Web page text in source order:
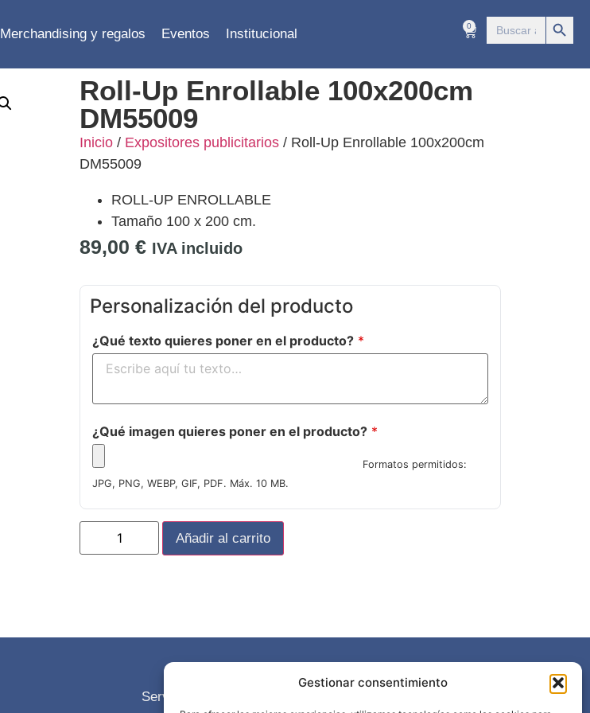
Gestionar consentimiento
Merchandising y regalos Eventos Institucional
0 Buscar: Botón
Roll-Up Enrollable 100x200cm
DM55009
Inicio / Expositores publicitarios / Roll-Up Enrollable 100x200cm
DM55009
ROLL-UP ENROLLABLE
Tamaño 100 x 200 cm.
89,00 € IVA incluido
Personalización del producto
¿Qué texto quieres poner en el producto? *
¿Qué imagen quieres poner en el producto? *
Formatos permitidos:
JPG, PNG, WEBP, GIF, PDF. Máx. 10 MB.
Añadir al carrito
Servicios